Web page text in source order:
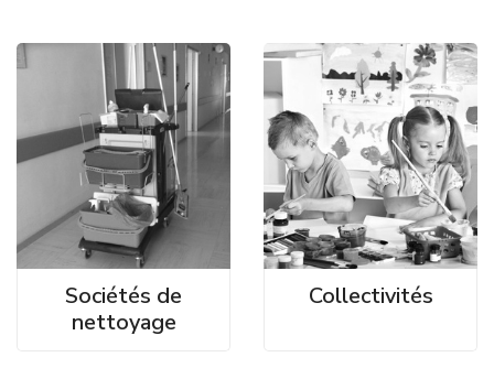
Sociétés de
nettoyage
Collectivités